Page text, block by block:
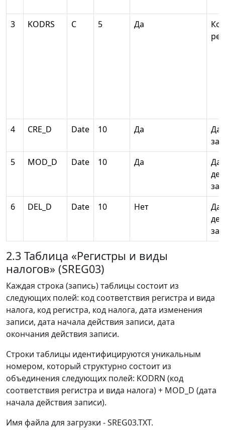
3 KODRS С 5 Да
4 CRE_D Date 10 Да
5
MOD_D Date 10 Да
6
DEL_D Date 10 Нет
2.3 Таблица «Регистры и виды
налогов» (SREG03)
Каждая строка (запись) таблицы состоит из
следующих полей: код соответствия регистра и вида
налога, код регистра, код налога, дата изменения
записи, дата начала действия записи, дата
окончания действия записи.
Строки таблицы идентифицируются уникальным
номером, который структурно состоит из
объединения следующих полей: KODRN (код
соответствия регистра и вида налога) + MOD_D (дата
начала действия записи).
Имя файла для загрузки - SREG03.TXT.